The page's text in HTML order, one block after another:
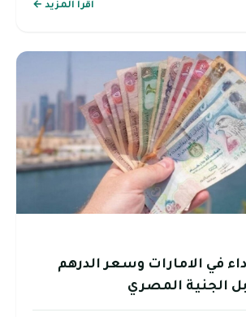
اقرأ المزيد ←
في الامارات وسعر الدرهم
الجنية المصري